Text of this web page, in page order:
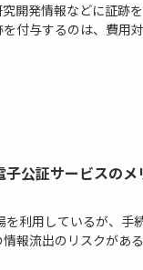
開発情報などに証跡
付与するのは、費用
子公証サービスの
利用しているが、手
報流出のリスクがあ